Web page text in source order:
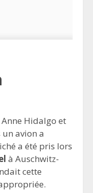
Hidalgo et
avion a
a été pris lors
à Auschwitz-
cette